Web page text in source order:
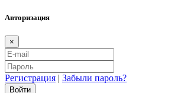
Авторизация
×
Регистрация | Забыли пароль?
Войти